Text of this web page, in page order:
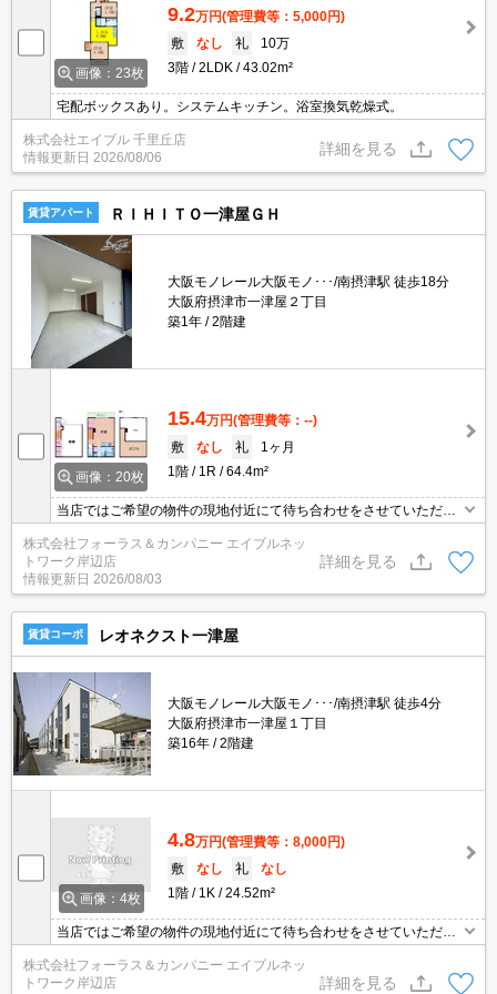
画像：23枚
9.2万円(管理費等：5,000円)
敷
なし 礼
10万
3階
2LDK 43.02m²
宅配ボックスあり。システムキッチン。浴室換気乾燥式。
株式会社エイブル 千里丘店
情報更新日 2026/08/06
詳細を見る
賃貸アパート ＲＩＨＩＴＯ一津屋ＧＨ
大阪モノレール大阪モノ･･･/南摂津駅 徒歩18分
大阪府摂津市一津屋２丁目
築1年
2階建
画像：20枚
15.4万円(管理費等：--)
敷
なし 礼
1ヶ月
1階
1R 64.4m²
当店ではご希望の物件の現地付近にて待ち合わせをさせていただき
ご内覧いただくサービスや、主要駅までのお迎えサービスも実施中
です。詳しくは当店 「０１２０－９６７－０９９」にお気軽にお問
合せ下さい♪
株式会社フォーラス＆カンパニー エイブルネッ
トワーク岸辺店
情報更新日 2026/08/03
詳細を見る
賃貸コーポ レオネクスト一津屋
大阪モノレール大阪モノ･･･/南摂津駅 徒歩4分
大阪府摂津市一津屋１丁目
築16年
2階建
画像：4枚
4.8万円(管理費等：8,000円)
敷
なし 礼
なし
1階
1K 24.52m²
当店ではご希望の物件の現地付近にて待ち合わせをさせていただき
ご内覧いただくサービスや、主要駅までのお迎えサービスも実施中
です。詳しくは 当店「０１２０－９６７－０９９」にお気軽にお問
合せ下さい♪
株式会社フォーラス＆カンパニー エイブルネッ
トワーク岸辺店
詳細を見る